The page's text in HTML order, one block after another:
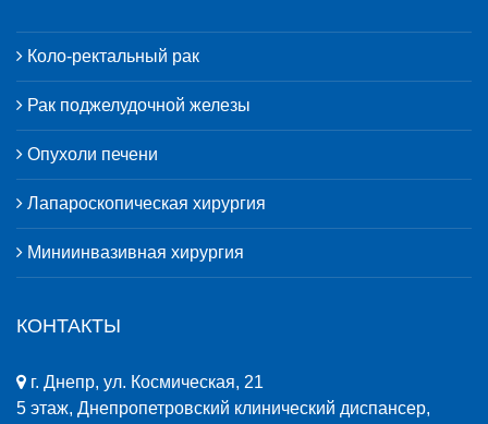
Коло-ректальный рак
Рак поджелудочной железы
Опухоли печени
Лапароскопическая хирургия
Миниинвазивная хирургия
КОНТАКТЫ
г. Днепр, ул. Космическая, 21
5 этаж, Днепропетровский клинический диспансер,